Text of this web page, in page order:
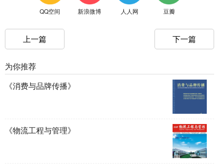
QQ空间 新浪微博 人人网 豆瓣
上一篇 下一篇
为你推荐
《消费与品牌传播》
《物流工程与管理》